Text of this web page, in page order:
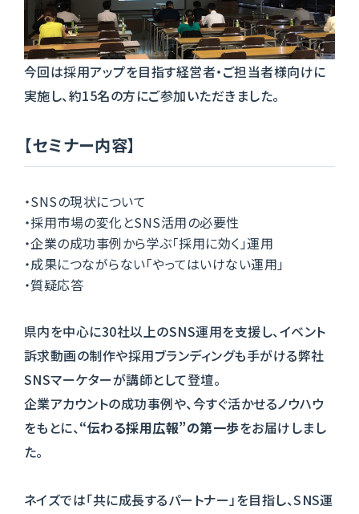
今回は採用アップを目指す経営者・ご担当者様向けに
実施し、約15名の方にご参加いただきました。
【セミナー内容】
・SNSの現状について
・採用市場の変化とSNS活用の必要性
・企業の成功事例から学ぶ「採用に効く」運用
・成果につながらない「やってはいけない運用」
・質疑応答
県内を中心に30社以上のSNS運用を支援し、イベント
訴求動画の制作や採用ブランディングも手がける弊社
SNSマーケターが講師として登壇。
企業アカウントの成功事例や、今すぐ活かせるノウハウ
をもとに、“伝わる採用広報”の第一歩をお届けしまし
た。
ネイズでは「共に成長するパートナー」を目指し、SNS運